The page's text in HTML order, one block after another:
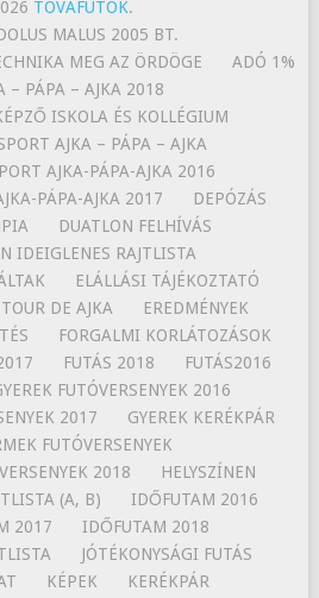
TOVAFUTÓK.
MALUS 2005 BT.
MEG AZ ÖRDÖGE
ADÓ 1%
– PÁPA – AJKA 2018
ISKOLA ÉS KOLLÉGIUM
AJKA – PÁPA – AJKA
AJKA-PÁPA-AJKA 2016
PÁPA-AJKA 2017
DEPÓZÁS
DUATLON FELHÍVÁS
IDEIGLENES RAJTLISTA
ELÁLLÁSI TÁJÉKOZTATÓ
DE AJKA
EREDMÉNYEK
FORGALMI KORLÁTOZÁSOK
FUTÁS 2018
FUTÁS2016
FUTÓVERSENYEK 2016
2017
GYEREK KERÉKPÁR
FUTÓVERSENYEK
2018
HELYSZÍNEN
(A, B)
IDŐFUTAM 2016
2017
IDŐFUTAM 2018
JÓTÉKONYSÁGI FUTÁS
KÉPEK
KERÉKPÁR